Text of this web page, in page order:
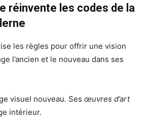
réinvente les codes de la
les règles pour offrir une vision
l’ancien et le nouveau dans ses
visuel nouveau. Ses œuvres d’art
intérieur.